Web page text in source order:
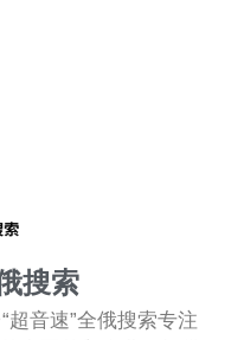
搜索
超音速”全俄搜索专注